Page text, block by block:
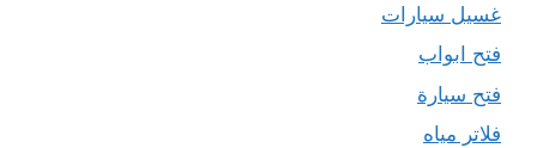
غسيل سيارات
فتح ابواب
فتح سيارة
فلاتر مياه